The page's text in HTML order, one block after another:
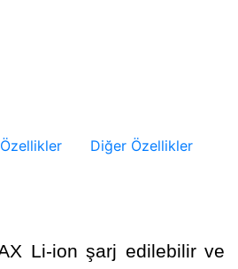
Özellikler Diğer Özellikler
Li-ion şarj edilebilir ve